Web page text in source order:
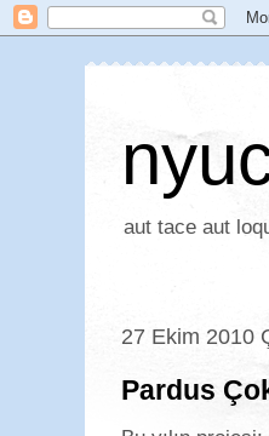
aut tace aut
27 Ekim 2010
Pardus